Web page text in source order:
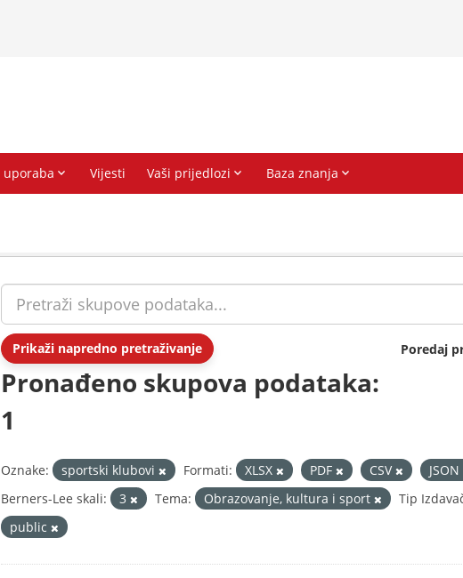
Prikaži napredno pretraživanje Poredaj
Pronađeno skupova podataka:
1
Oznake: sportski klubovi Formati: XLSX PDF CSV JSON
Berners-Lee skali:
3 Tema: Obrazovanje, kultura i sport Tip
public